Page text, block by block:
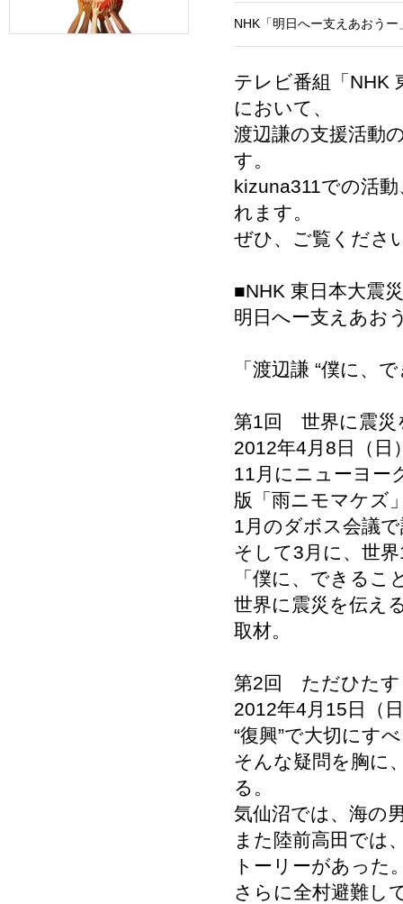
NHK「明日へー支えあおう
テレビ番組「NHK
において、
渡辺謙の支援活動
す。
kizuna311での活
れます。
ぜひ、ご覧くださ
■NHK 東日本大震
明日へー支えあお
「渡辺謙 “僕に、
第1回 世界に震災
2012年4月8日（日
11月にニューヨー
版「雨ニモマケズ
1月のダボス会議
そして3月に、世
「僕に、できるこ
世界に震災を伝え
取材。
第2回 ただひたす
2012年4月15日（
“復興”で大切にす
そんな疑問を胸に
る。
気仙沼では、海の
また陸前高田では
トーリーがあった
さらに全村避難し